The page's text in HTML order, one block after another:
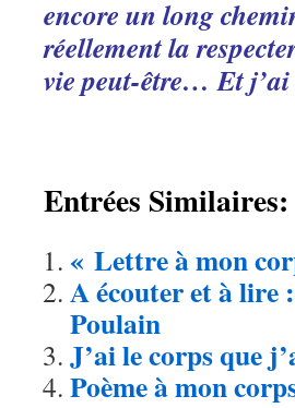
encore un long
réellement la
vie peut-être… Et
Entrées Similaires:
« Lettre à mon
A écouter et à lire
Poulain
J’ai le corps que
Poème à mon